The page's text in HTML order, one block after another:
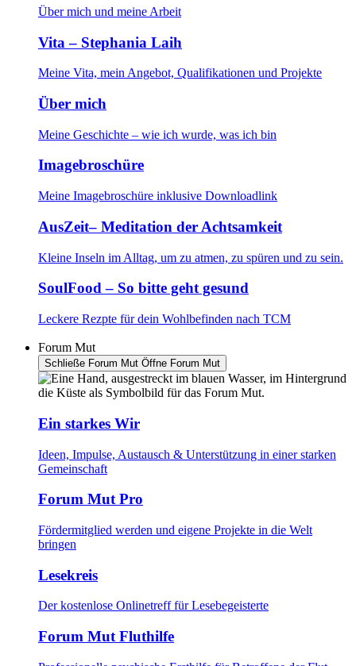
Über mich und meine Arbeit
Vita – Stephania Laih
Meine Vita, mein Angebot, Qualifikationen und Projekte
Über mich
Meine Geschichte – wie ich wurde, was ich bin
Imagebroschüre
Meine Imagebroschüre inklusive Downloadlink
AusZeit– Meditation der Achtsamkeit
Kleine Inseln im Alltag, um zu atmen, zu spüren und zu sein.
SoulFood – So bitte geht gesund
Leckere Rezpte für dein Wohlbefinden nach TCM
Forum Mut
Schließe Forum Mut Öffne Forum Mut
Ein starkes Wir
Ideen, Impulse, Austausch & Unterstützung in einer starken
Gemeinschaft
Forum Mut Pro
Fördermitglied werden und eigene Projekte in die Welt
bringen
Lesekreis
Der kostenlose Onlinetreff für Lesebegeisterte
Forum Mut Fluthilfe